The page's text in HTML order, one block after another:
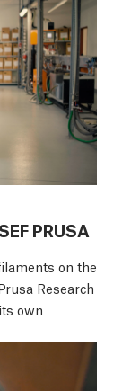
PRUSA
on the
Research
own